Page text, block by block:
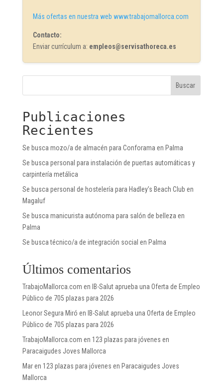
Más ofertas en nuestra web www.trabajomallorca.com
Contacto:
Enviar currículum a: empleos@servisathoreca.es
Buscar
Publicaciones
Recientes
Se busca mozo/a de almacén para Conforama en Palma
Se busca personal para instalación de puertas automáticas y
carpintería metálica
Se busca personal de hostelería para Hadley’s Beach Club en
Magaluf
Se busca manicurista autónoma para salón de belleza en
Palma
Se busca técnico/a de integración social en Palma
Últimos comentarios
TrabajoMallorca.com en IB-Salut aprueba una Oferta de Empleo
Público de 705 plazas para 2026
Leonor Segura Miró en IB-Salut aprueba una Oferta de Empleo
Público de 705 plazas para 2026
TrabajoMallorca.com en 123 plazas para jóvenes en
Paracaigudes Joves Mallorca
Maren 123 plazas para jóvenes en Paracaigudes Joves
Mallorca